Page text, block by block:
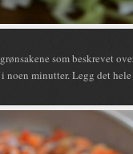
som beskrevet
minutter. Legg det